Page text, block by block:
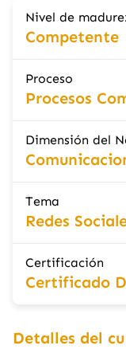
Nivel de
Competente
Proceso
Procesos
Dimensión del
Tema
Redes
Certificación
Certificado
Detalles del